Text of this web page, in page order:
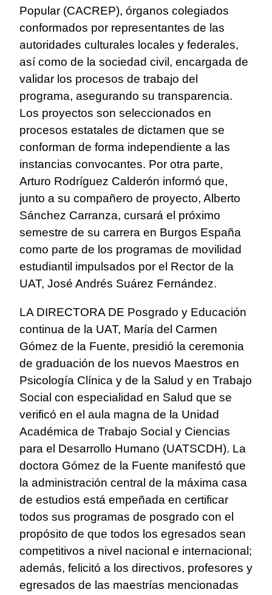
Popular (CACREP), órganos colegiados
conformados por representantes de las
autoridades culturales locales y federales,
así como de la sociedad civil, encargada de
validar los procesos de trabajo del
programa, asegurando su transparencia.
Los proyectos son seleccionados en
procesos estatales de dictamen que se
conforman de forma independiente a las
instancias convocantes. Por otra parte,
Arturo Rodríguez Calderón informó que,
junto a su compañero de proyecto, Alberto
Sánchez Carranza, cursará el próximo
semestre de su carrera en Burgos España
como parte de los programas de movilidad
estudiantil impulsados por el Rector de la
UAT, José Andrés Suárez Fernández.
LA DIRECTORA DE Posgrado y Educación
continua de la UAT, María del Carmen
Gómez de la Fuente, presidió la ceremonia
de graduación de los nuevos Maestros en
Psicología Clínica y de la Salud y en Trabajo
Social con especialidad en Salud que se
verificó en el aula magna de la Unidad
Académica de Trabajo Social y Ciencias
para el Desarrollo Humano (UATSCDH). La
doctora Gómez de la Fuente manifestó que
la administración central de la máxima casa
de estudios está empeñada en certificar
todos sus programas de posgrado con el
propósito de que todos los egresados sean
competitivos a nivel nacional e internacional;
además, felicitó a los directivos, profesores y
egresados de las maestrías mencionadas